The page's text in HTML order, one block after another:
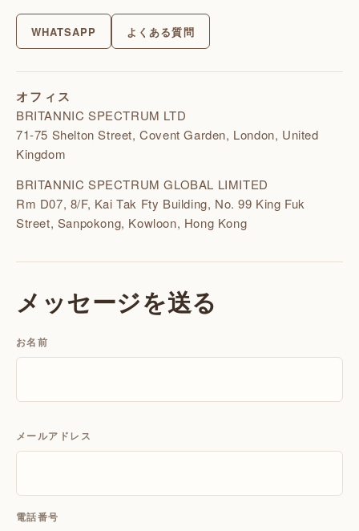
WHATSAPP よくある質問
オフィス
BRITANNIC SPECTRUM LTD
71-75 Shelton Street, Covent Garden, London, United
Kingdom
BRITANNIC SPECTRUM GLOBAL LIMITED
Rm D07, 8/F, Kai Tak Fty Building, No. 99 King Fuk
Street, Sanpokong, Kowloon, Hong Kong
メッセージを送る
お名前
メールアドレス
電話番号